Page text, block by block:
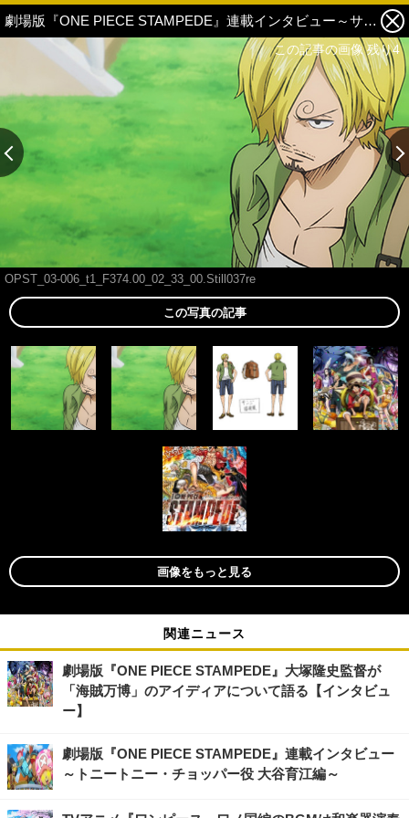
劇場版『ONE PIECE STAMPEDE』連載インタビュー～サンジ役 平田広明編～ 1枚目の写真・画像
OPST_03-006_t1_F374.00_02_33_00.Still037re
この写真の記事
画像をもっと見る
関連ニュース
劇場版『ONE PIECE STAMPEDE』大塚隆史監督が
「海賊万博」のアイディアについて語る【インタビュ
ー】
劇場版『ONE PIECE STAMPEDE』連載インタビュー
～トニートニー・チョッパー役 大谷育江編～
この記事の画像 残り4